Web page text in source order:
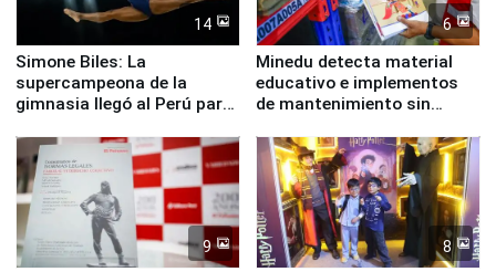
14
Simone Biles: La
supercampeona de la
gimnasia llegó al Perú para
Panamericanos Lima 2027
6
Minedu detecta material
educativo e implementos
de mantenimiento sin
la UGEL 2
9 8